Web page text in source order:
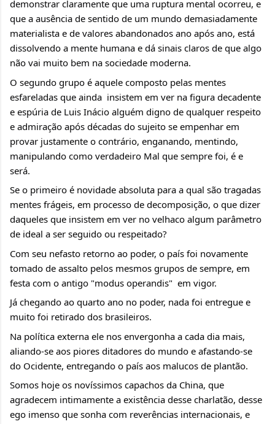
demonstrar claramente que uma ruptura mental ocorreu, e
que a ausência de sentido de um mundo demasiadamente
materialista e de valores abandonados ano após ano, está
dissolvendo a mente humana e dá sinais claros de que algo
não vai muito bem na sociedade moderna.
O segundo grupo é aquele composto pelas mentes
esfareladas que ainda  insistem em ver na figura decadente
e espúria de Luis Inácio alguém digno de qualquer respeito
e admiração após décadas do sujeito se empenhar em
provar justamente o contrário, enganando, mentindo,
manipulando como verdadeiro Mal que sempre foi, é e
será.
Se o primeiro é novidade absoluta para a qual são tragadas
mentes frágeis, em processo de decomposição, o que dizer
daqueles que insistem em ver no velhaco algum parâmetro
de ideal a ser seguido ou respeitado?
Com seu nefasto retorno ao poder, o país foi novamente
tomado de assalto pelos mesmos grupos de sempre, em
festa com o antigo "modus operandis"  em vigor.
Já chegando ao quarto ano no poder, nada foi entregue e
muito foi retirado dos brasileiros.
Na política externa ele nos envergonha a cada dia mais,
aliando-se aos piores ditadores do mundo e afastando-se
do Ocidente, entregando o país aos malucos de plantão.
Somos hoje os novíssimos capachos da China, que
agradecem intimamente a existência desse charlatão, desse
ego imenso que sonha com reverências internacionais, e